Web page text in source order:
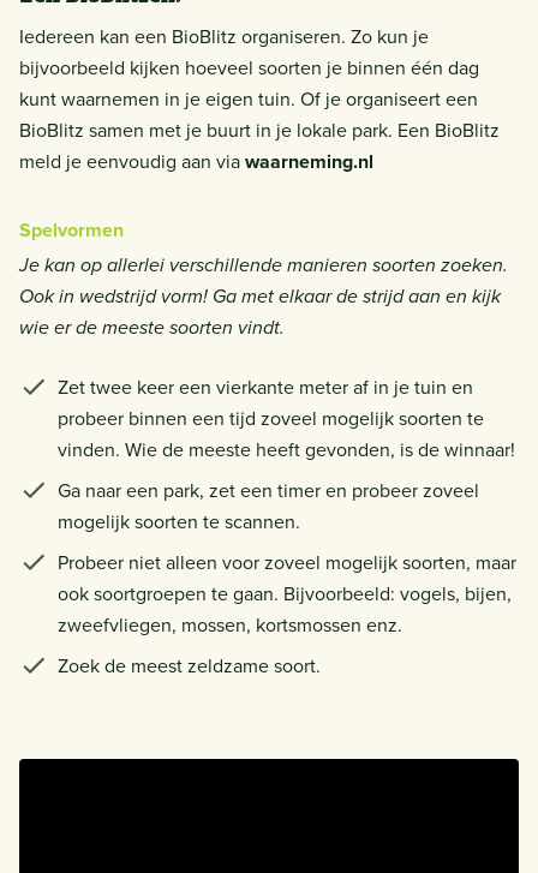
Iedereen kan een BioBlitz organiseren. Zo kun je
bijvoorbeeld kijken hoeveel soorten je binnen één dag
kunt waarnemen in je eigen tuin. Of je organiseert een
BioBlitz samen met je buurt in je lokale park. Een BioBlitz
meld je eenvoudig aan viawaarneming.nl
Spelvormen
Je kan op allerlei verschillende manieren soorten zoeken.
Ook in wedstrijd vorm! Ga met elkaar de strijd aan en kijk
wie er de meeste soorten vindt.
Zet twee keer een vierkante meter af in je tuin en
probeer binnen een tijd zoveel mogelijk soorten te
vinden. Wie de meeste heeft gevonden, is de winnaar!
Ga naar een park, zet een timer en probeer zoveel
mogelijk soorten te scannen.
Probeer niet alleen voor zoveel mogelijk soorten, maar
ook soortgroepen te gaan. Bijvoorbeeld: vogels, bijen,
zweefvliegen, mossen, kortsmossen enz.
Zoek de meest zeldzame soort.